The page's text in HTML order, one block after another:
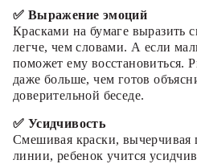
✅ Выражение эмоций
Красками на бумаге выразить
легче, чем словами. А если
поможет ему восстановиться.
даже больше, чем готов
доверительной беседе.
✅ Усидчивость
Смешивая краски, вычерчивая
линии, ребенок учится